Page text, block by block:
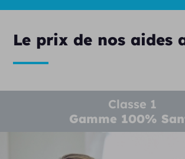
Le prix de nos aides
Classe 1
Gamme 100%